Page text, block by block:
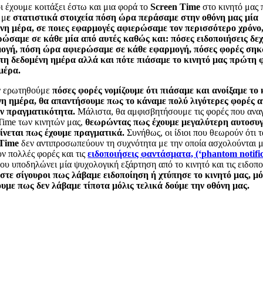
έχουμε κοιτάξει έστω και μια φορά τοScreen Time στο κινητό μας
με στατιστικά στοιχεία πόση ώρα περάσαμε στην οθόνη μας μία
μέρα, σε ποιες εφαρμογές αφιερώσαμε τον περισσότερο
σε κάθε μία από αυτές καθώς και: πόσες ειδοποιήσεις
πόση ώρα αφιερώσαμε σε κάθε εφαρμογή, πόσες φορές
δεδομένη ημέρα αλλά και πότε πιάσαμε το κινητό μας πρώτη
ερωτηθούμεπόσες φορές νομίζουμε ότι πιάσαμε και ανοίξαμε το
ημέρα, θα απαντήσουμε πως το κάναμε πολύ λιγότερες φορές
πραγματικότητα. Μάλιστα, θα αμφισβητήσουμε τις φορές που
των κινητών μας,θεωρώντας πως έχουμε μεγαλύτερη
πως έχουμε πραγματικά. Συνήθως, οι ίδιοι που θεωρούν ότι
δεν αντιπροσωπεύουν τη συχνότητα με την οποία ασχολούνται
πολλές φορές και τιςειδοποιήσεις φαντάσματα, (‘phantom
υποδηλώνει μία ψυχολογική εξάρτηση από το κινητό και τις
σίγουροι πως λάβαμε ειδοποίηση ή χτύπησε το κινητό μας,
πως δεν λάβαμε τίποτα μόλις τελικά δούμε την οθόνη μας.